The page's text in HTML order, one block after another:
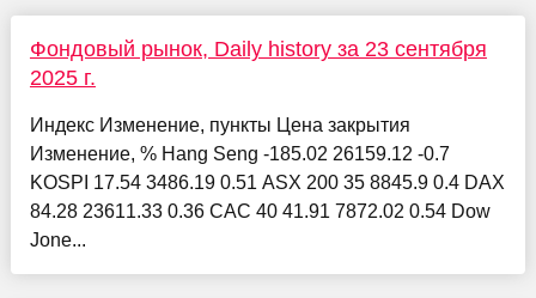
Фондовый рынок, Daily history за 23 сентября
2025 г.
Индекс Изменение, пункты Цена закрытия
Изменение, % Hang Seng -185.02 26159.12 -0.7
KOSPI 17.54 3486.19 0.51 ASX 200 35 8845.9 0.4 DAX
84.28 23611.33 0.36 CAC 40 41.91 7872.02 0.54 Dow
Jone...